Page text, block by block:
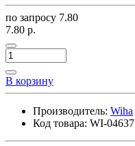
по запросу 7.80
7.80 р.
В корзину
Производитель: Wiha
Код товара: WI-04637